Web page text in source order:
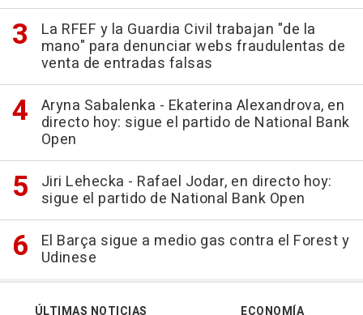
La RFEF y la Guardia Civil trabajan "de la
mano" para denunciar webs fraudulentas de
venta de entradas falsas
Aryna Sabalenka - Ekaterina Alexandrova, en
directo hoy: sigue el partido de National Bank
Open
Jiri Lehecka - Rafael Jodar, en directo hoy:
sigue el partido de National Bank Open
El Barça sigue a medio gas contra el Forest y
Udinese